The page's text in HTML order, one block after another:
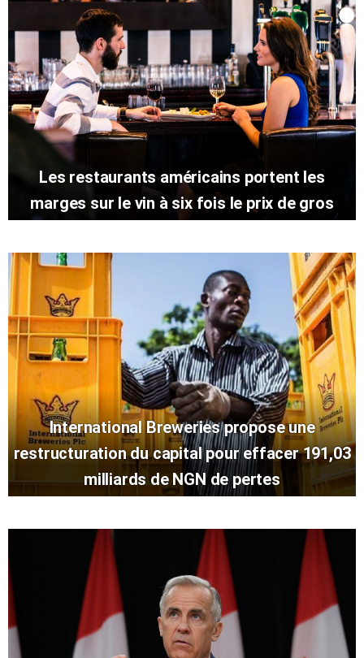
Les restaurants américains portent les
marges sur le vin à six fois le prix de gros
International Breweries propose une
restructuration du capital pour effacer 191,03
milliards de NGN de pertes